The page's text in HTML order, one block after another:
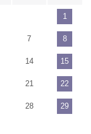
1
7 8
14 15
21 22
28 29